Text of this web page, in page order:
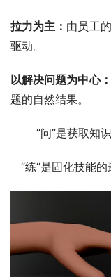
拉力为主： 由员工
驱动。
以解决问题为中心：
题的自然结果。
”问”是获取知
”练“是固化技能的